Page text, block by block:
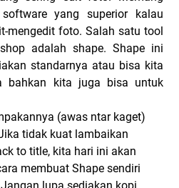
yang superior kalau
mengedit foto. Salah satu tool
adalah shape. Shape ini
standarnya atau bisa kita
bahkan kita juga bisa untuk
(awas ntar kaget)
tidak kuat lambaikan
to title, kita hari ini akan
membuat Shape sendiri